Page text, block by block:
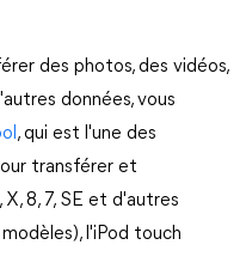
des photos, des vidéos,
données, vous
, qui est l'une des
transférer et
X, 8, 7, SE et d'autres
l'iPod touch